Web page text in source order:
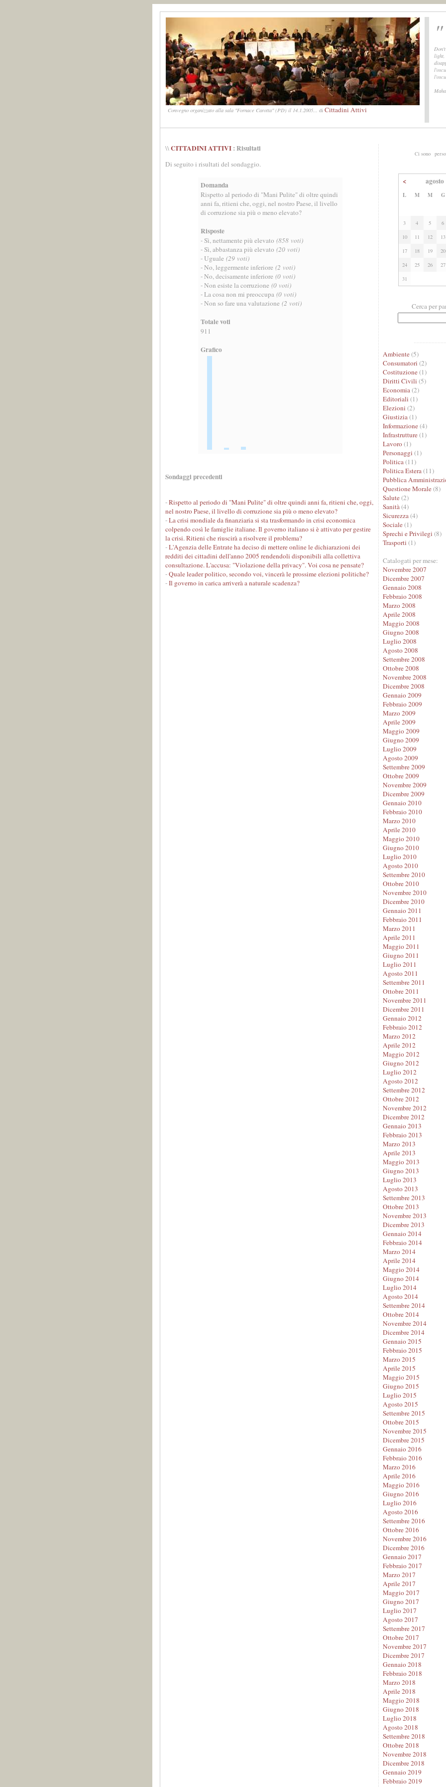
Convegno organizzato alla sala "Fornace Carotta" (PD) il 14.1.2005... di Cittadini Attivi
"
light,
\\CITTADINI ATTIVI : Risultati
Di seguito i risultati del sondaggio.
Domanda
Rispetto al periodo di "Mani Pulite" di oltre quindi
anni fa, ritieni che, oggi, nel nostro Paese, il livello
di corruzione sia più o meno elevato?
Risposte
- Sì, nettamente più elevato (858 voti)
- Sì, abbastanza più elevato (20 voti)
- Uguale (29 voti)
- No, leggermente inferiore (2 voti)
- No, decisamente inferiore (0 voti)
- Non esiste la corruzione (0 voti)
- La cosa non mi preoccupa (0 voti)
- Non so fare una valutazione (2 voti)
Totale voti
911
Grafico
Sondaggi precedenti
-Rispetto al periodo di "Mani Pulite" di oltre quindi anni fa, ritieni che, oggi,
nel nostro Paese, il livello di corruzione sia più o meno elevato?
-La crisi mondiale da finanziaria si sta trasformando in crisi economica
colpendo così le famiglie italiane. Il governo italiano si è attivato per gestire
la crisi. Ritieni che riuscirà a risolvere il problema?
-L'Agenzia delle Entrate ha deciso di mettere online le dichiarazioni dei
redditi dei cittadini dell'anno 2005 rendendoli disponibili alla collettiva
consultazione. L'accusa: "Violazione della privacy". Voi cosa ne pensate?
-Quale leader politico, secondo voi, vincerà le prossime elezioni politiche?
-Il governo in carica arriverà a naturale scadenza?
Ci sono
< agosto
L M M G
3
4 5 6
10
11 12 13
17
18 19 20
24
25 26 27
31
Cerca per
Ambiente(5)
Consumatori (2)
Costituzione(1)
Diritti Civili (5)
Economia(2)
Editoriali (1)
Elezioni (2)
Giustizia(1)
Informazione(4)
Infrastrutture(1)
Lavoro(1)
Personaggi (1)
Politica(11)
Politica Estera(11)
Pubblica
Questione Morale(8)
Salute(2)
Sanità(4)
Sicurezza(4)
Sociale(1)
Sprechi e Privilegi (8)
Trasporti (1)
Catalogati per mese:
Novembre 2007
Dicembre 2007
Gennaio 2008
Febbraio 2008
Marzo 2008
Aprile 2008
Maggio 2008
Giugno 2008
Luglio 2008
Agosto 2008
Settembre 2008
Ottobre 2008
Novembre 2008
Dicembre 2008
Gennaio 2009
Febbraio 2009
Marzo 2009
Aprile 2009
Maggio 2009
Giugno 2009
Luglio 2009
Agosto 2009
Settembre 2009
Ottobre 2009
Novembre 2009
Dicembre 2009
Gennaio 2010
Febbraio 2010
Marzo 2010
Aprile 2010
Maggio 2010
Giugno 2010
Luglio 2010
Agosto 2010
Settembre 2010
Ottobre 2010
Novembre 2010
Dicembre 2010
Gennaio 2011
Febbraio 2011
Marzo 2011
Aprile 2011
Maggio 2011
Giugno 2011
Luglio 2011
Agosto 2011
Settembre 2011
Ottobre 2011
Novembre 2011
Dicembre 2011
Gennaio 2012
Febbraio 2012
Marzo 2012
Aprile 2012
Maggio 2012
Giugno 2012
Luglio 2012
Agosto 2012
Settembre 2012
Ottobre 2012
Novembre 2012
Dicembre 2012
Gennaio 2013
Febbraio 2013
Marzo 2013
Aprile 2013
Maggio 2013
Giugno 2013
Luglio 2013
Agosto 2013
Settembre 2013
Ottobre 2013
Novembre 2013
Dicembre 2013
Gennaio 2014
Febbraio 2014
Marzo 2014
Aprile 2014
Maggio 2014
Giugno 2014
Luglio 2014
Agosto 2014
Settembre 2014
Ottobre 2014
Novembre 2014
Dicembre 2014
Gennaio 2015
Febbraio 2015
Marzo 2015
Aprile 2015
Maggio 2015
Giugno 2015
Luglio 2015
Agosto 2015
Settembre 2015
Ottobre 2015
Novembre 2015
Dicembre 2015
Gennaio 2016
Febbraio 2016
Marzo 2016
Aprile 2016
Maggio 2016
Giugno 2016
Luglio 2016
Agosto 2016
Settembre 2016
Ottobre 2016
Novembre 2016
Dicembre 2016
Gennaio 2017
Febbraio 2017
Marzo 2017
Aprile 2017
Maggio 2017
Giugno 2017
Luglio 2017
Agosto 2017
Settembre 2017
Ottobre 2017
Novembre 2017
Dicembre 2017
Gennaio 2018
Febbraio 2018
Marzo 2018
Aprile 2018
Maggio 2018
Giugno 2018
Luglio 2018
Agosto 2018
Settembre 2018
Ottobre 2018
Novembre 2018
Dicembre 2018
Gennaio 2019
Febbraio 2019